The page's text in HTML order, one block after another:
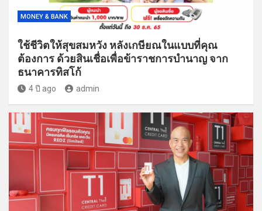
MONEY & BANK
ใช้ชีวิตให้สุขสมหวัง หลังเกษียณในแบบที่คุณ
ต้องการ ด้วยสินเชื่อเพื่อข้าราชการบำนาญ จาก
ธนาคารทิสโก้
4 ปี ago admin